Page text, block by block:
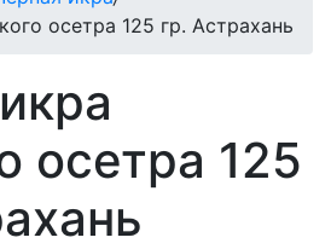
осетра 125 гр. Астрахань
осетра 125